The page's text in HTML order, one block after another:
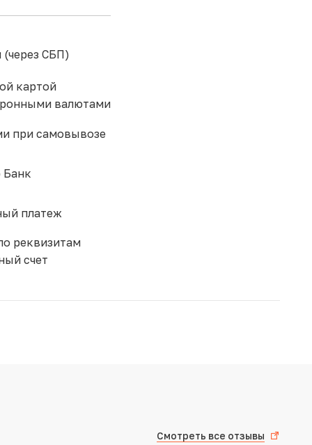
СБП)
картой
валютами
при самовывозе
Банк
платеж
реквизитам
счет
Смотреть все отзывы